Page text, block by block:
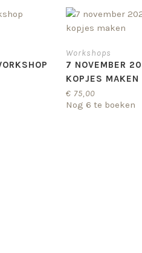
Workshops
7 NOVEMBER
KOPJES MAKEN
€ 75,00
Nog 6 te boeken